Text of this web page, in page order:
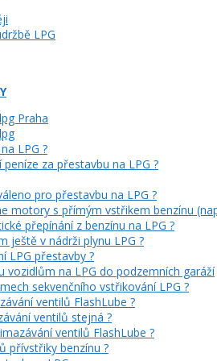
LPG
Praha
LPG ?
peníze za přestavbu na LPG ?
pro přestavbu na LPG ?
motory s přímým vstřikem benzínu
přepínání z benzínu na LPG ?
ještě v nádrži plynu LPG ?
LPG přestavby ?
vozidlům na LPG do podzemních garáží
sekvenčního vstřikování LPG ?
ventilů FlashLube ?
ventilů stejná ?
ventilů FlashLube ?
přívstřiky benzínu ?